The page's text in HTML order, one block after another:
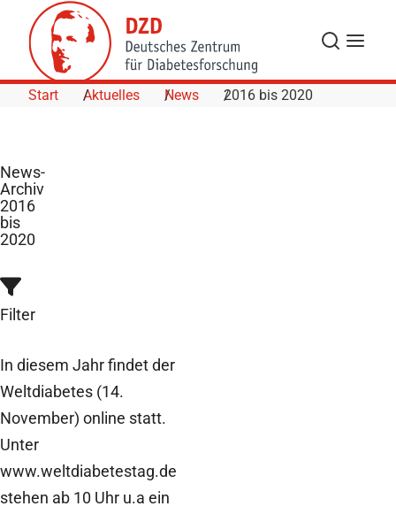
Skip to Content
Suche
Start Aktuelles News 2016 bis 2020
News-
Archiv
2016
bis
2020
Filter
In diesem Jahr findet der
Weltdiabetes (14.
November) online statt.
Unter
www.weltdiabetestag.de
stehen ab 10 Uhr u.a ein